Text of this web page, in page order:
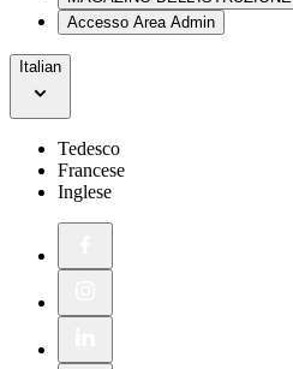
Accesso Area Admin
Italian
Tedesco
Francese
Inglese